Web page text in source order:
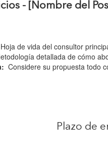
- [Nombre del
Hoja de vida del consultor
detallada de cómo
Considere su propuesta todo
Plazo de